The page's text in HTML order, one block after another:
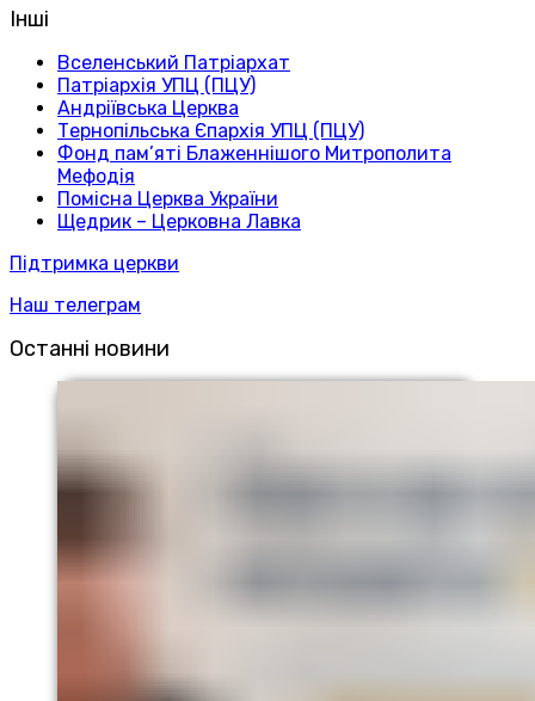
Інші
Вселенський Патріархат
Патріархія УПЦ (ПЦУ)
Андріївська Церква
Тернопільська Єпархія УПЦ (ПЦУ)
Фонд пам’яті Блаженнішого Митрополита
Мефодія
Помісна Церква України
Щедрик – Церковна Лавка
Підтримка церкви
Наш телеграм
Останні новини